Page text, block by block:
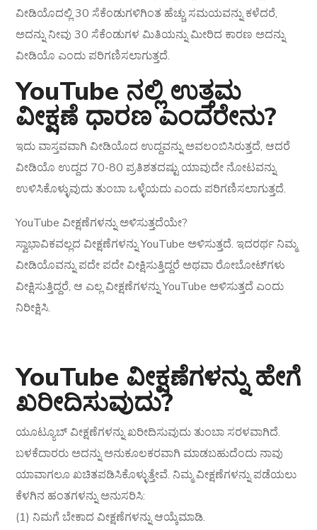
ವೀಡಿಯೊದಲ್ಲಿ 30 ಸೆಕೆಂಡುಗಳಿಗಿಂತ ಹೆಚ್ಚು ಸಮಯವನ್ನು ಕಳೆದರೆ,
ಅದನ್ನು ನೀವು 30 ಸೆಕೆಂಡುಗಳ ಮಿತಿಯನ್ನು ಮೀರಿದ ಕಾರಣ ಅದನ್ನು
ವೀಡಿಯೊ ಎಂದು ಪರಿಗಣಿಸಲಾಗುತ್ತದೆ.
YouTube ನಲ್ಲಿ ಉತ್ತಮ
ವೀಕ್ಷಣೆ ಧಾರಣ ಎಂದರೇನು?
ಇದು ವಾಸ್ತವವಾಗಿ ವೀಡಿಯೊದ ಉದ್ದವನ್ನು ಅವಲಂಬಿಸಿರುತ್ತದೆ, ಆದರೆ
ವೀಡಿಯೊ ಉದ್ದದ 70-80 ಪ್ರತಿಶತದಷ್ಟು ಯಾವುದೇ ನೋಟವನ್ನು
ಉಳಿಸಿಕೊಳ್ಳುವುದು ತುಂಬಾ ಒಳ್ಳೆಯದು ಎಂದು ಪರಿಗಣಿಸಲಾಗುತ್ತದೆ.
YouTube ವೀಕ್ಷಣೆಗಳನ್ನು ಅಳಿಸುತ್ತದೆಯೇ?
ಸ್ವಾಭಾವಿಕವಲ್ಲದ ವೀಕ್ಷಣೆಗಳನ್ನು YouTube ಅಳಿಸುತ್ತದೆ. ಇದರರ್ಥ ನಿಮ್ಮ
ವೀಡಿಯೊವನ್ನು ಪದೇ ಪದೇ ವೀಕ್ಷಿಸುತ್ತಿದ್ದರೆ ಅಥವಾ ರೋಬೋಟ್‌ಗಳು
ವೀಕ್ಷಿಸುತ್ತಿದ್ದರೆ, ಆ ಎಲ್ಲ ವೀಕ್ಷಣೆಗಳನ್ನು YouTube ಅಳಿಸುತ್ತದೆ ಎಂದು
ನಿರೀಕ್ಷಿಸಿ.
YouTube ವೀಕ್ಷಣೆಗಳನ್ನು ಹೇಗೆ
ಖರೀದಿಸುವುದು?
ಯೂಟ್ಯೂಬ್ ವೀಕ್ಷಣೆಗಳನ್ನು ಖರೀದಿಸುವುದು ತುಂಬಾ ಸರಳವಾಗಿದೆ.
ಬಳಕೆದಾರರು ಅದನ್ನು ಅನುಕೂಲಕರವಾಗಿ ಮಾಡಬಹುದೆಂದು ನಾವು
ಯಾವಾಗಲೂ ಖಚಿತಪಡಿಸಿಕೊಳ್ಳುತ್ತೇವೆ. ನಿಮ್ಮ ವೀಕ್ಷಣೆಗಳನ್ನು ಪಡೆಯಲು
ಕೆಳಗಿನ ಹಂತಗಳನ್ನು ಅನುಸರಿಸಿ:
(1) ನಿಮಗೆ ಬೇಕಾದ ವೀಕ್ಷಣೆಗಳನ್ನು ಆಯ್ಕೆಮಾಡಿ.